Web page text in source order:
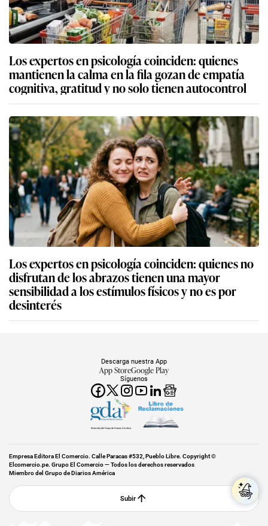
Los expertos en psicología coinciden: quienes
mantienen la calma en la fila gozan de empatía
cognitiva, gratitud y no solo tienen autocontrol
Los expertos en psicología coinciden: quienes no
disfrutan de los abrazos tienen una mayor
sensibilidad a los estímulos físicos y no es por
desinterés
Síguenos
Descarga nuestra App
App StoreGoogle Play
Miembro del Grupo de Diarios América
Empresa Editora El Comercio. Calle Paracas #532, Pueblo Libre. Copyright ©
Elcomercio.pe. Grupo El Comercio — Todos los derechos reservados
Miembro del Grupo de Diarios América
Subir